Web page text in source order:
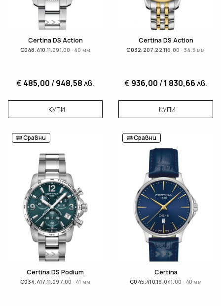
Certina DS Action
C048.410.11.091.00 · 40 мм
€ 485,00 /948,58лв.
КУПИ
Certina DS Action
C032.207.22.116.00 · 34.5 мм
€ 936,00 /1 830,66лв.
КУПИ
Сравни
Certina DS Podium
C034.417.11.097.00 · 41 мм
Сравни
Certina
C045.410.16.041.00 · 40 мм